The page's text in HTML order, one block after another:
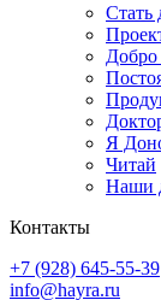
Стать
Добро
Я
Читай
Наши
Контакты
+7 (928) 645-55-39
info@hayra.ru